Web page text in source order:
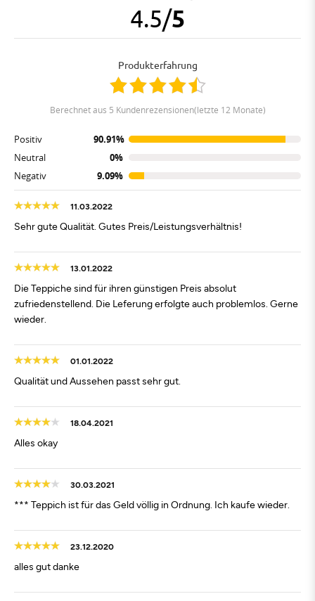
4.5/5
Produkterfahrung
berechnet aus 5 Kundenrezensionen(letzte 12 Monate)
Positiv
90.91%
Neutral
0%
Negativ
9.09%
11.03.2022
Sehr gute Qualität. Gutes Preis/Leistungsverhältnis!
13.01.2022
Die Teppiche sind für ihren günstigen Preis absolut
zufriedenstellend. Die Leferung erfolgte auch problemlos. Gerne
wieder.
01.01.2022
Qualität und Aussehen passt sehr gut.
18.04.2021
Alles okay
30.03.2021
*** Teppich ist für das Geld völlig in Ordnung. Ich kaufe wieder.
23.12.2020
alles gut danke